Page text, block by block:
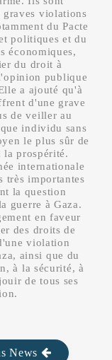
violations
du Pacte
politiques et du
économiques,
du droit à
publique
a ajouté qu'à
d'une grave
de veiller au
individu sans
le plus sûr de
prospérité.
internationale
très importantes
la question
guerre à Gaza.
en faveur
des droits de
violation
ainsi que du
à la sécurité, à
de tous ses
News